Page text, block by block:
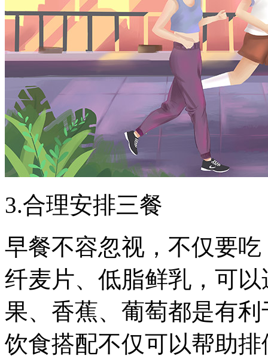
3.合理安排三餐
早餐不容忽视，不仅要
纤麦片、低脂鲜乳，可
果、香蕉、葡萄都是有
饮食搭配不仅可以帮助